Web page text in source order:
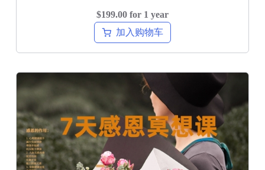
$199.00 for 1 year
加入购物车